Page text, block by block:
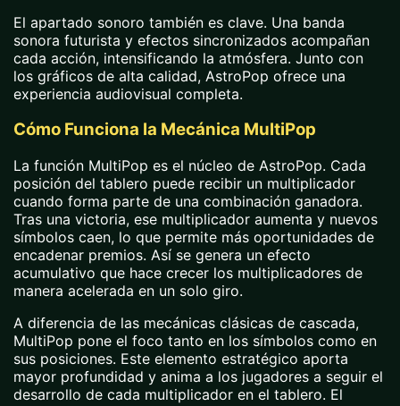
El apartado sonoro también es clave. Una banda
sonora futurista y efectos sincronizados acompañan
cada acción, intensificando la atmósfera. Junto con
los gráficos de alta calidad, AstroPop ofrece una
experiencia audiovisual completa.
Cómo Funciona la Mecánica MultiPop
La función MultiPop es el núcleo de AstroPop. Cada
posición del tablero puede recibir un multiplicador
cuando forma parte de una combinación ganadora.
Tras una victoria, ese multiplicador aumenta y nuevos
símbolos caen, lo que permite más oportunidades de
encadenar premios. Así se genera un efecto
acumulativo que hace crecer los multiplicadores de
manera acelerada en un solo giro.
A diferencia de las mecánicas clásicas de cascada,
MultiPop pone el foco tanto en los símbolos como en
sus posiciones. Este elemento estratégico aporta
mayor profundidad y anima a los jugadores a seguir el
desarrollo de cada multiplicador en el tablero. El